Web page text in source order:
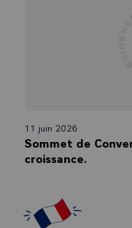
11 juin 2026
Sommet de
croissance.